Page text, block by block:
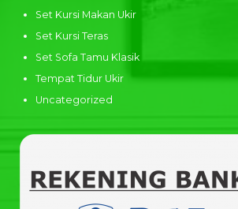
Set Kursi Makan Ukir
Set Kursi Teras
Set Sofa Tamu Klasik
Tempat Tidur Ukir
Uncategorized